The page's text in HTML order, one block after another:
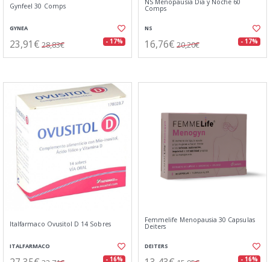
Gynfeel 30 Comps
GYNEA
23,91€ 28,83€ - 17%
NS Menopausia Dia y Noche 60
Comps
NS
16,76€ 20,20€ - 17%
Italfarmaco Ovusitol D 14 Sobres
ITALFARMACO
- 16%
Femmelife Menopausia 30 Capsulas
Deiters
DEITERS
- 16%